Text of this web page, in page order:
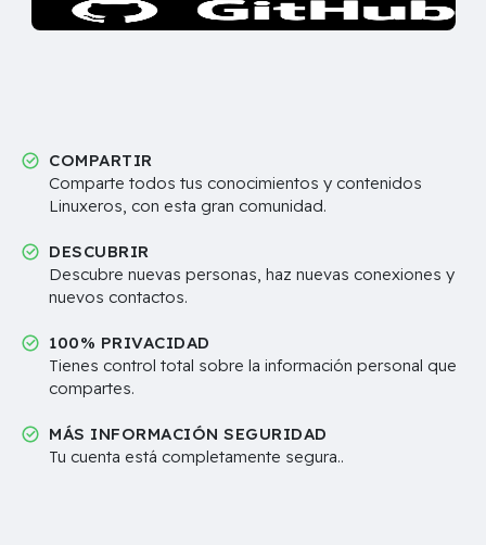
COMPARTIR
Comparte todos tus conocimientos y contenidos
Linuxeros, con esta gran comunidad.
DESCUBRIR
Descubre nuevas personas, haz nuevas conexiones y
nuevos contactos.
100% PRIVACIDAD
Tienes control total sobre la información personal que
compartes.
MÁS INFORMACIÓN SEGURIDAD
Tu cuenta está completamente segura..